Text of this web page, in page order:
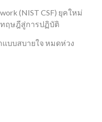
(NIST CSF) ยุคใหม่
ทฤษฎีสู่การปฏิบัติ
แบบสบายใจ หมดห่วง